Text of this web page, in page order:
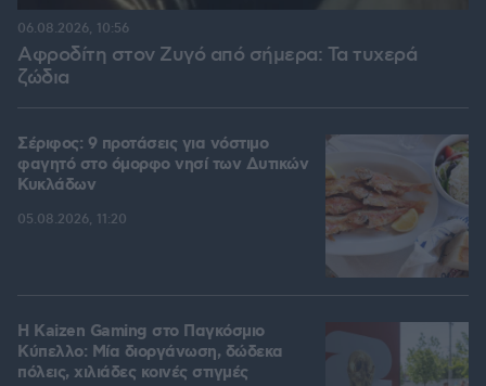
Αφροδίτη στον Ζυγό από σήμερα: Τα τυχερά
ζώδια
06.08.2026, 10:56
Σέριφος: 9 προτάσεις για νόστιμο
φαγητό στο όμορφο νησί των Δυτικών
Κυκλάδων
05.08.2026, 11:20
H Kaizen Gaming στο Παγκόσμιο
Kύπελλο: Μία διοργάνωση, δώδεκα
πόλεις, χιλιάδες κοινές στιγμές